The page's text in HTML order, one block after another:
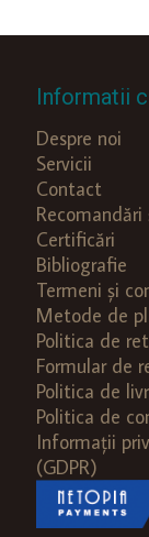
Informatii
Despre noi
Servicii
Contact
Recomandări
Certificări
Bibliografie
Termeni și
Metode de
Politica de
Formular de
Politica de
Politica de
Informații
(GDPR)